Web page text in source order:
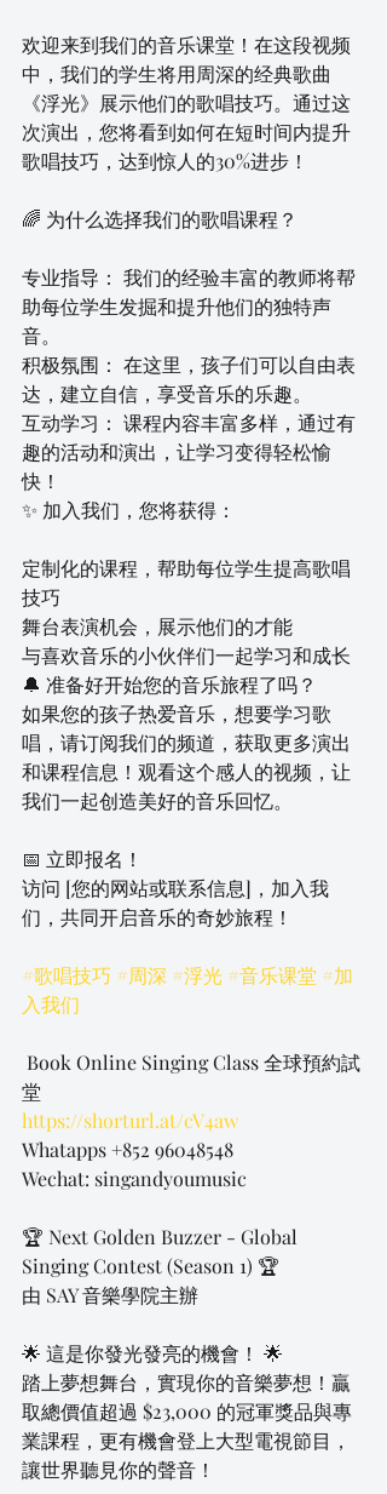
欢迎来到我们的音乐课堂！在这段视频
中，我们的学生将用周深的经典歌曲
《浮光》展示他们的歌唱技巧。通过这
次演出，您将看到如何在短时间内提升
歌唱技巧，达到惊人的30%进步！
🌈 为什么选择我们的歌唱课程？
专业指导： 我们的经验丰富的教师将帮
助每位学生发掘和提升他们的独特声
音。
积极氛围： 在这里，孩子们可以自由表
达，建立自信，享受音乐的乐趣。
互动学习： 课程内容丰富多样，通过有
趣的活动和演出，让学习变得轻松愉
快！
✨ 加入我们，您将获得：
定制化的课程，帮助每位学生提高歌唱
技巧
舞台表演机会，展示他们的才能
与喜欢音乐的小伙伴们一起学习和成长
🔔 准备好开始您的音乐旅程了吗？
如果您的孩子热爱音乐，想要学习歌
唱，请订阅我们的频道，获取更多演出
和课程信息！观看这个感人的视频，让
我们一起创造美好的音乐回忆。
📅 立即报名！
访问 [您的网站或联系信息]，加入我
们，共同开启音乐的奇妙旅程！
#歌唱技巧 #周深 #浮光 #音乐课堂 #加
入我们
堂
https://shorturl.at/cV4aw
Whatapps +852 96048548
Wechat: singandyoumusic
🏆 Next Golden Buzzer - Global
Singing Contest (Season 1) 🏆
由 SAY 音樂學院主辦
🌟 這是你發光發亮的機會！ 🌟
踏上夢想舞台，實現你的音樂夢想！贏
取總價值超過 $23,000 的冠軍獎品與專
業課程，更有機會登上大型電視節目，
讓世界聽見你的聲音！